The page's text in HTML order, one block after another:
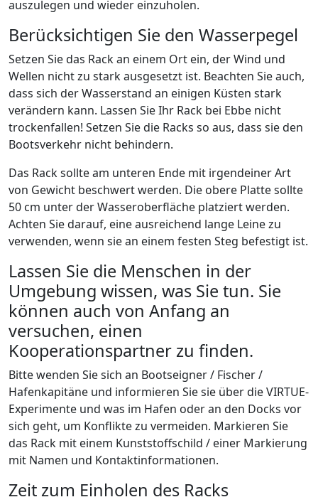
auszulegen und wieder einzuholen.
Berücksichtigen Sie den Wasserpegel
Setzen Sie das Rack an einem Ort ein, der Wind und
Wellen nicht zu stark ausgesetzt ist. Beachten Sie auch,
dass sich der Wasserstand an einigen Küsten stark
verändern kann. Lassen Sie Ihr Rack bei Ebbe nicht
trockenfallen! Setzen Sie die Racks so aus, dass sie den
Bootsverkehr nicht behindern.
Das Rack sollte am unteren Ende mit irgendeiner Art
von Gewicht beschwert werden. Die obere Platte sollte
50 cm unter der Wasseroberfläche platziert werden.
Achten Sie darauf, eine ausreichend lange Leine zu
verwenden, wenn sie an einem festen Steg befestigt ist.
Lassen Sie die Menschen in der
Umgebung wissen, was Sie tun. Sie
können auch von Anfang an
versuchen, einen
Kooperationspartner zu finden.
Bitte wenden Sie sich an Bootseigner / Fischer /
Hafenkapitäne und informieren Sie sie über die VIRTUE-
Experimente und was im Hafen oder an den Docks vor
sich geht, um Konflikte zu vermeiden. Markieren Sie
das Rack mit einem Kunststoffschild / einer Markierung
mit Namen und Kontaktinformationen.
Zeit zum Einholen des Racks